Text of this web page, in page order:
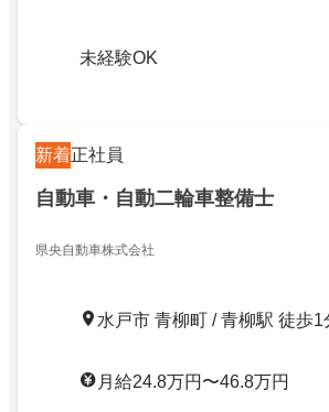
未経験OK
新着正社員
自動車・自動二輪車整備士
県央自動車株式会社
水戸市 青柳町 / 青柳駅 徒歩1
月給24.8万円〜46.8万円